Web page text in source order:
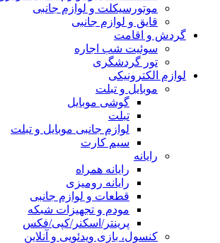
موتورسیکلت و لوازم جانبی
قایق و لوازم جانبی
گردش و اقامت
سوئیت شب اجاره
تور گردشگری
لوازم الکترونیکی
موبایل و تبلت
گوشی موبایل
تبلت
لوازم جانبی موبایل و تبلت
سیم کارت
رایانه
رایانه همراه
رایانه رومیزی
قطعات و لوازم جانبی
مودم و تجهیزات شبکه
پرینتر/اسکنر/کپی/فکس
کنسول، بازی‌ ویدئویی و آنلاین